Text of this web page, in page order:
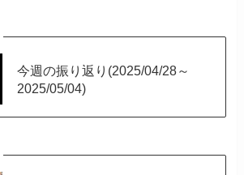
今週の振り返り(2025/04/28～
2025/05/04)